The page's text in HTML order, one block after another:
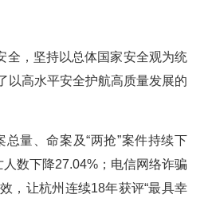
全，坚持以总体国家安全观为统
以高水平安全护航高质量发展的
量、命案及“两抢”案件持续下
数下降27.04%；电信网络诈骗
，让杭州连续18年获评“最具幸